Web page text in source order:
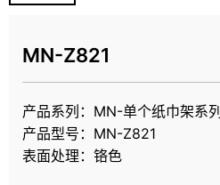
MN-Z821
产品系列：MN-单个纸巾架系列
产品型号：MN-Z821
表面处理：铬色